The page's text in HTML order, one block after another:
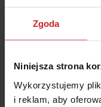
Zgoda
Niniejsza strona
Wykorzystujemy
i reklam, aby
116 – pomoc